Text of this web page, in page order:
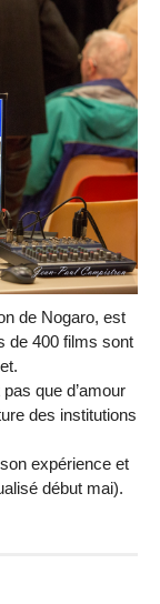
de Nogaro, est
de 400 films sont
que d’amour
des institutions
expérience et
début mai).